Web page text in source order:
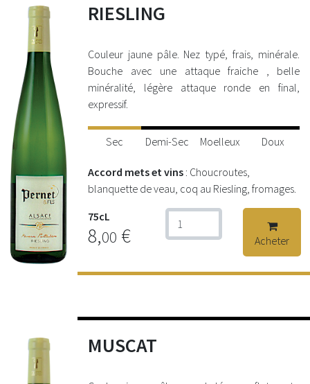
RIESLING
Couleur jaune pâle. Nez typé, frais, minérale.
Bouche avec une attaque fraiche , belle
minéralité, légère attaque ronde en final,
expressif.
Sec Demi-Sec Moelleux Doux
Accord mets et vins : Choucroutes,
blanquette de veau, coq au Riesling, fromages.
75cL
8,00 € Acheter
MUSCAT